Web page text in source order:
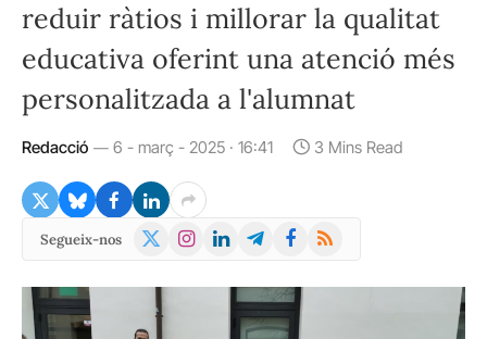
reduir ràtios i millorar la qualitat
educativa oferint una atenció més
personalitzada a l'alumnat
Redacció 6 - març - 2025 · 16:41 3 Mins Read
Segueix-nos
X
Instagram
LinkedInTelegramFacebook
RSS